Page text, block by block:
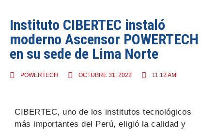
Instituto CIBERTEC instaló
moderno Ascensor POWERTECH
en su sede de Lima Norte
POWERTECH OCTUBRE 31, 2022 11:12 AM
CIBERTEC, uno de los institutos tecnológicos
más importantes del Perú, eligió la calidad y